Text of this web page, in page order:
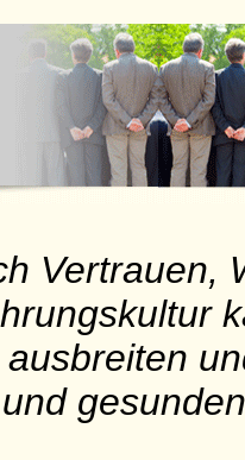
Vertrauen,
und